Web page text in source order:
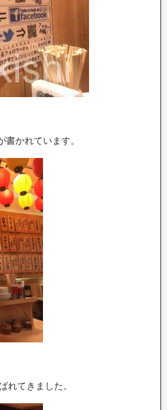
書かれています。
れてきました。